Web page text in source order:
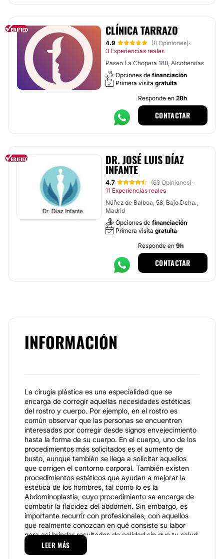
CLÍNICA TARRAZO
4.9 (8 Opiniones)·
3 Experiencias reales
Paseo La Chopera 188, Alcobendas
Opciones de financiación
Primera visita gratuita
Responde en 28h
CONTACTAR
DR. JOSÉ LUIS DÍAZ
INFANTE
4.7 (63 Opiniones)·
11 Experiencias reales
Núñez de Balboa, 58, Bajo Dcha.,
Madrid
Opciones de financiación
Primera visita gratuita
Responde en 9h
CONTACTAR
INFORMACIÓN
La cirugía plástica es una especialidad que se
encarga de corregir aquellas necesidades estéticas
del rostro y cuerpo. Por ejemplo, en el rostro es
común observar que las personas se encuentren
interesadas por corregir desde signos envejecimiento
hasta la forma de su cuerpo. En el cuerpo, uno de los
procedimientos más solicitados es el aumento de
busto, aunque también se llega a solicitar aquellos
que corrigen el contorno corporal. También existen
procedimientos estéticos que ayudan a mejorar la
estética de los hombres, tal como lo es la
Abdominoplastia, cuyo procedimiento se encarga de
combatir la flacidez del abdomen. Sin embargo, es
importante recurrir con profesionales, con aquellos
que realmente conozcan en qué consiste su labor
para así brindar resultados de calidad sin que tu salud
se vea afectada. El
un cirujano plástico, cuya especialidad es
LEER MÁS